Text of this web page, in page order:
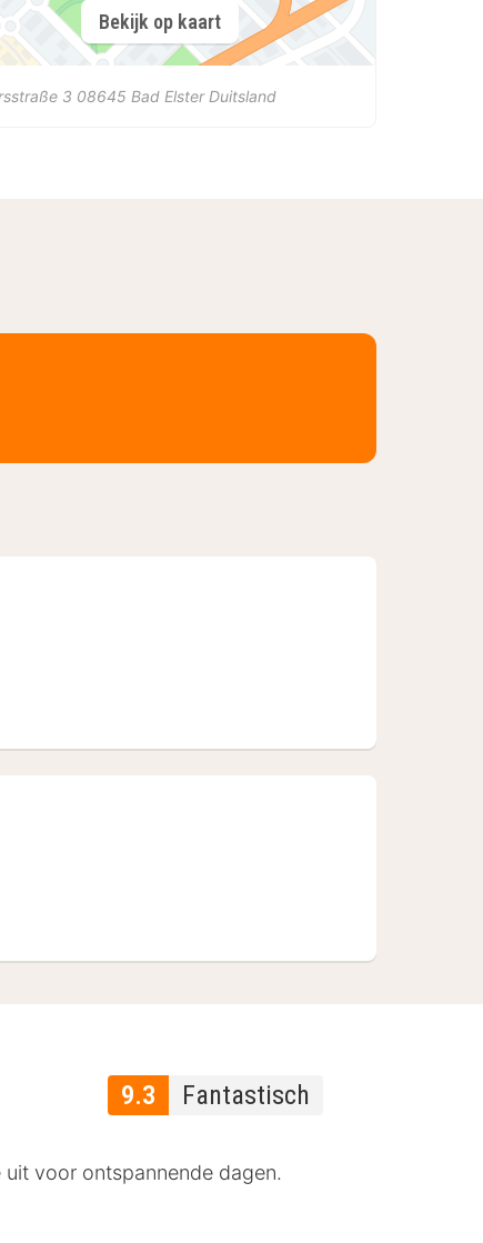
Bekijk op kaart
3 08645 Bad Elster Duitsland
9.3 Fantastisch
voor ontspannende dagen.